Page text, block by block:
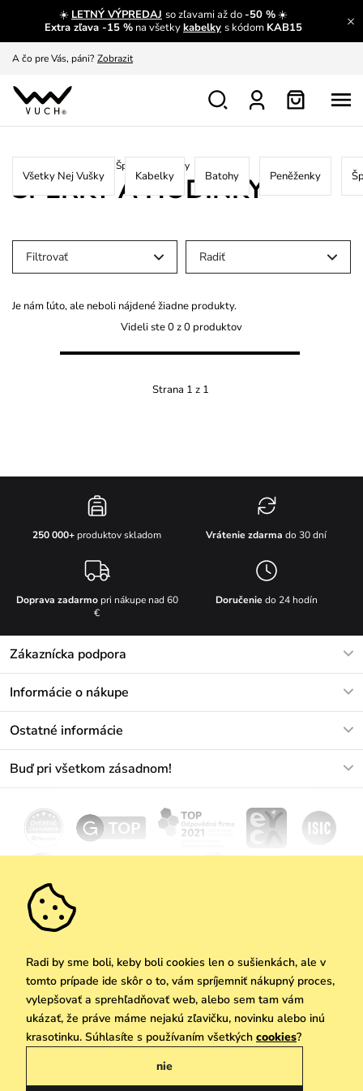
☀️ LETNÝ VÝPREDAJ so zľavami až do-50 %☀️
Extra zľava -15 % na všetkykabelky s kódom KAB15
A čo sa inde nedozvieš? Prečítať viac
A čo pre Vás, páni? Zobrazit
S čím chybu neurobíš?
Nech sa inšpirovať Zobraziť
Výmena a vrátenie zadarmo Zobraziť
Šperky a hodinky
ŠPERKY A HODINKY
Všetky Nej Vušky Kabelky Batohy Peněženky
Filtrovať Radiť
Je nám ľúto, ale neboli nájdené žiadne produkty.
Videli ste 0 z 0 produktov
Strana 1 z 1
250 000+ produktov skladom Vrátenie zdarma do 30 dní
Doprava zadarmopri nákupe nad 60
€
Doručenie do 24 hodín
Zákaznícka podpora
info@vuch.sk
Informácie o nákupe
Materiály a údržba
Vrátenie a reklamácia
Ostatné informácie
Darčekové poukazy
We Care
Vuchlook
Predajne
Buď pri všetkom zásadnom!
Odoberať
Copyright © 2026 Vuch s.r.o. Všetky práva vyhradené. Technicky zabezpečuje
Simplia.cz
Radi by sme boli, keby boli cookies len o sušienkách, ale v
tomto prípade ide skôr o to, vám spríjemniť nákupný proces,
vylepšovať a sprehľadňovať web, alebo sem tam vám
ukázať, že práve máme nejakú zľavičku, novinku alebo inú
krasotinku. Súhlasíte s používaním všetkých cookies?
nie